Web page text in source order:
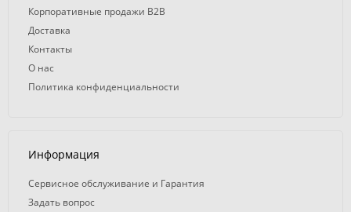
Корпоративные продажи B2B
Доставка
Контакты
О нас
Политика конфиденциальности
Информация
Сервисное обслуживание и Гарантия
Задать вопрос